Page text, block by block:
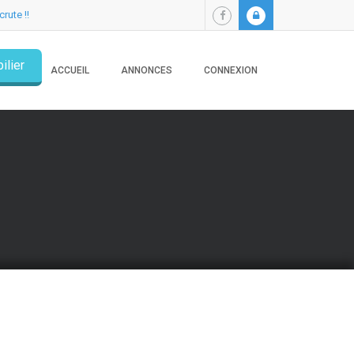
!!
ACCUEIL ANNONCES CONNEXION